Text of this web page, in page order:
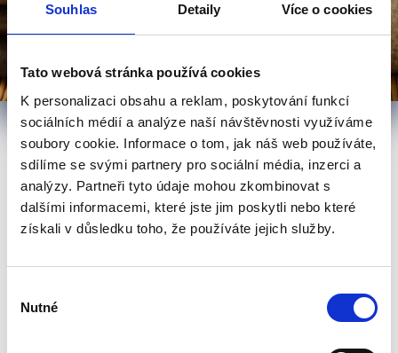
Souhlas Detaily Více o cookies
Tato webová stránka používá cookies
K personalizaci obsahu a reklam, poskytování funkcí
sociálních médií a analýze naší návštěvnosti využíváme
soubory cookie. Informace o tom, jak náš web používáte,
sdílíme se svými partnery pro sociální média, inzerci a
analýzy. Partneři tyto údaje mohou zkombinovat s
dalšími informacemi, které jste jim poskytli nebo které
získali v důsledku toho, že používáte jejich služby.
souhlasu
Nutné
Tato stránka je výstavbě,
Děkujeme za pochopení.